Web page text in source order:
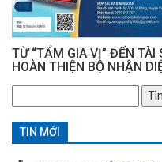
TỪ “TẨM GIA VỊ” ĐẾN TÀI
HOÀN THIỆN BỘ NHẬN
kiếm
cho:
TIN MỚI